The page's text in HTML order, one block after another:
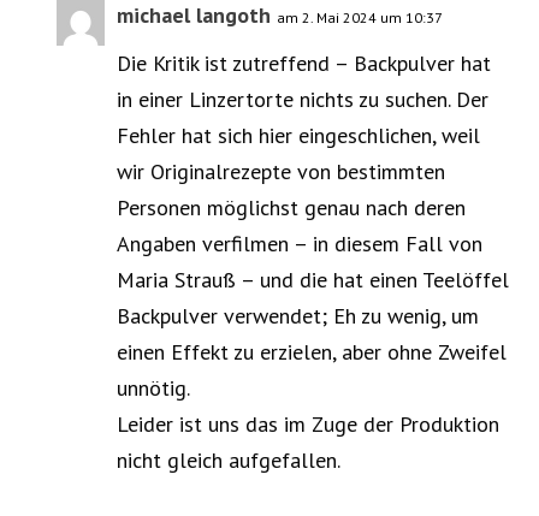
michael langoth am 2. Mai 2024 um 10:37
Die Kritik ist zutreffend – Backpulver hat
in einer Linzertorte nichts zu suchen. Der
Fehler hat sich hier eingeschlichen, weil
wir Originalrezepte von bestimmten
Personen möglichst genau nach deren
Angaben verfilmen – in diesem Fall von
Maria Strauß – und die hat einen Teelöffel
Backpulver verwendet; Eh zu wenig, um
einen Effekt zu erzielen, aber ohne Zweifel
unnötig.
Leider ist uns das im Zuge der Produktion
nicht gleich aufgefallen.